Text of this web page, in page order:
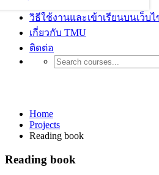
วิธีใช้งานและเข้าเรียนบนเว็บ
เกี่ยวกับ TMU
ติดต่อ
Home
Projects
Reading book
Reading book